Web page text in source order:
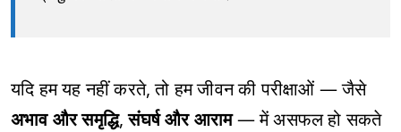
यदि हम यह नहीं करते, तो हम जीवन की परीक्षाओं — जैसे
अभाव और समृद्धि,संघर्ष और आराम— में असफल हो सकते